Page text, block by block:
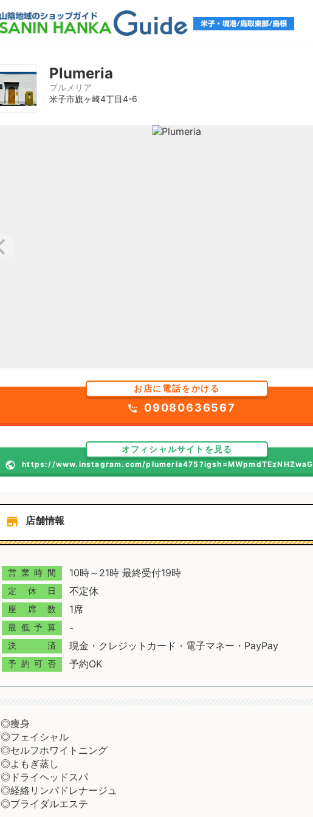
Plumeria
プルメリア
米子市旗ヶ崎4丁目4-6
お店に電話をかける
settings_phone 09080636567
オフィシャルサイトを見る
public https://www.instagram.com/
store 店舗情報
営業時間 10時～21時 最終受付19時
定休日 不定休
座席数 1席
最低予算 -
決済 現金・クレジットカード・電子マネー・PayPay
予約可否 予約OK
◎痩身
◎フェイシャル
◎セルフホワイトニング
◎よもぎ蒸し
◎ドライヘッドスパ
◎経絡リンパドレナージュ
◎ブライダルエステ